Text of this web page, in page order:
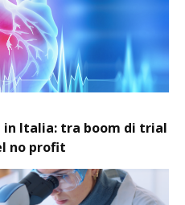
in Italia: tra boom di trial
no profit